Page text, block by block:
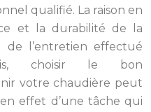
qualifié. La raison en
et la durabilité de la
de l’entretien effectué
choisir le bon
votre chaudière peut
en effet d’une tâche qui